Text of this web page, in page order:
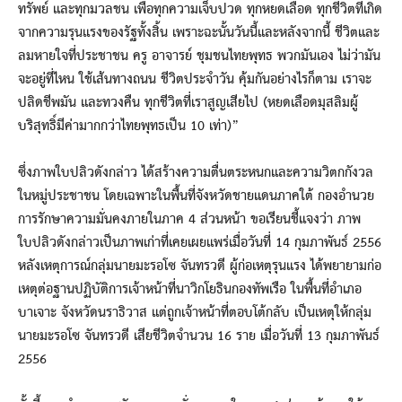
ทรัพย์ และทุกมวลชน เพื่อทุกความเจ็บปวด ทุกหยดเลือด ทุกชีวิตที่เกิด
จากความรุนแรงของรัฐทั้งสิ้น เพราะฉะนั้นวันนี้และหลังจากนี้ ชีวิตและ
ลมหายใจที่ประชาชน ครู อาจารย์ ชุมชนไทยพุทธ พวกมันเอง ไม่ว่ามัน
จะอยู่ที่ไหน ใช้เส้นทางถนน ชีวิตประจำวัน คุ้มกันอย่างไรก็ตาม เราจะ
ปลิดชีพมัน และทวงคืน ทุกชีวิตที่เราสูญเสียไป (หยดเลือดมุสลิมผู้
บริสุทธิ์มีค่ามากกว่าไทยพุทธเป็น 10 เท่า)”
ซึ่งภาพใบปลิวดังกล่าว ได้สร้างความตื่นตระหนกและความวิตกกังวล
ในหมู่ประชาชน โดยเฉพาะในพื้นที่จังหวัดชายแดนภาคใต้ กองอำนวย
การรักษาความมั่นคงภายในภาค 4 ส่วนหน้า ขอเรียนชี้แจงว่า ภาพ
ใบปลิวดังกล่าวเป็นภาพเก่าที่เคยเผยแพร่เมื่อวันที่ 14 กุมภาพันธ์ 2556
หลังเหตุการณ์กลุ่มนายมะรอโซ จันทรวดี ผู้ก่อเหตุรุนแรง ได้พยายามก่อ
เหตุต่อฐานปฏิบัติการเจ้าหน้าที่นาวิกโยธินกองทัพเรือ ในพื้นที่อำเภอ
บาเจาะ จังหวัดนราธิวาส แต่ถูกเจ้าหน้าที่ตอบโต้กลับ เป็นเหตุให้กลุ่ม
นายมะรอโซ จันทรวดี เสียชีวิตจำนวน 16 ราย เมื่อวันที่ 13 กุมภาพันธ์
2556